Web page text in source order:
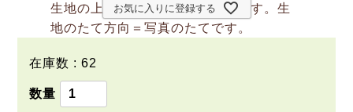
生地の上のボタンは直径約2cmです。生
地のたて方向＝写真のたてです。
在庫数 62
お気に入りに登録する